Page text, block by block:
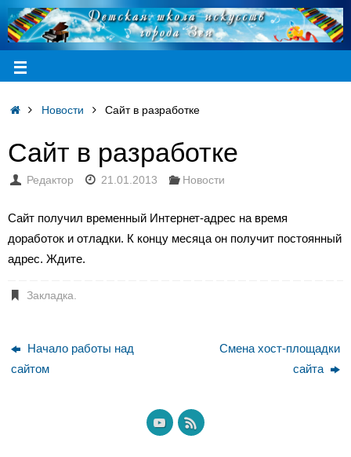
Новости Сайт в разработке
Сайт в разработке
Редактор 21.01.2013 Новости
Сайт получил временный Интернет-адрес на время
доработок и отладки. К концу месяца он получит постоянный
адрес. Ждите.
Закладка.
Начало работы над
сайтом
Смена хост-площадки
сайта